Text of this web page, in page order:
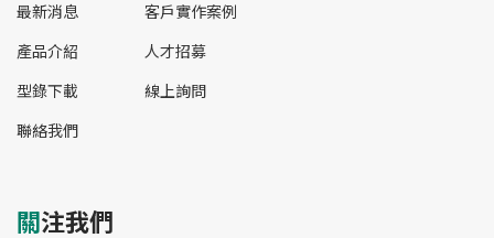
最新消息
產品介紹
型錄下載
聯絡我們
客戶實作案例
人才招募
線上詢問
關注我們